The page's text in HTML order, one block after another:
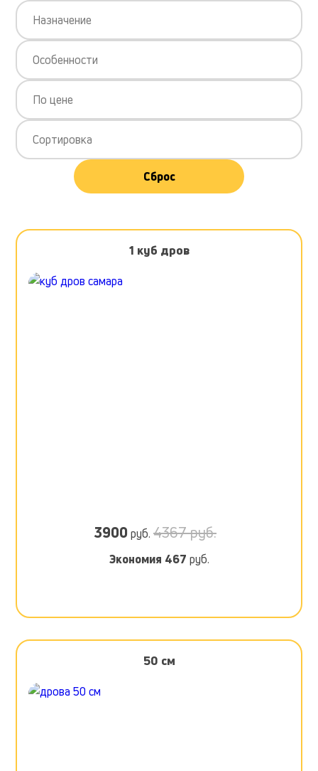
Назначение
Особенности
По цене
Сортировка
Сброс
1 куб дров
3900 руб. 4367 руб.
Экономия 467 руб.
50 см